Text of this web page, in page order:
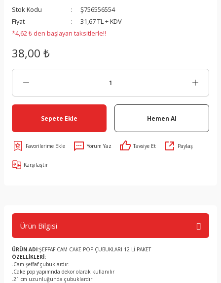
Stok Kodu
Ş756556554
Fiyat
31,67 TL + KDV
*4,62 ₺ den başlayan taksitlerle!!
38,00 ₺
Sepete Ekle Hemen Al
Yorum Yaz Tavsiye Et Paylaş
Karşılaştır
Ürün Bilgisi
ÜRÜN ADI:ŞEFFAF CAM CAKE POP ÇUBUKLARI 12 Lİ PAKET
ÖZELLİKLERİ:
.Cam şeffaf çubuklardır.
.Cake pop yapımnda dekor olarak kullanılır
.21 cm uzunluğunda çubuklardır